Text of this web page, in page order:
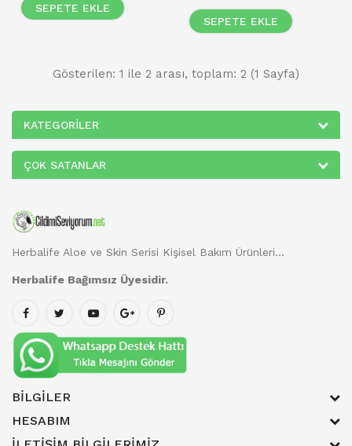
SEPETE EKLE
SEPETE EKLE
Gösterilen: 1 ile 2 arası, toplam: 2 (1 Sayfa)
KATEGORILER
ÇOK SATANLAR
Herbalife Aloe ve Skin Serisi Kişisel Bakım Ürünleri...
Herbalife Bağımsız Üyesidir.
BILGILER
HESABIM